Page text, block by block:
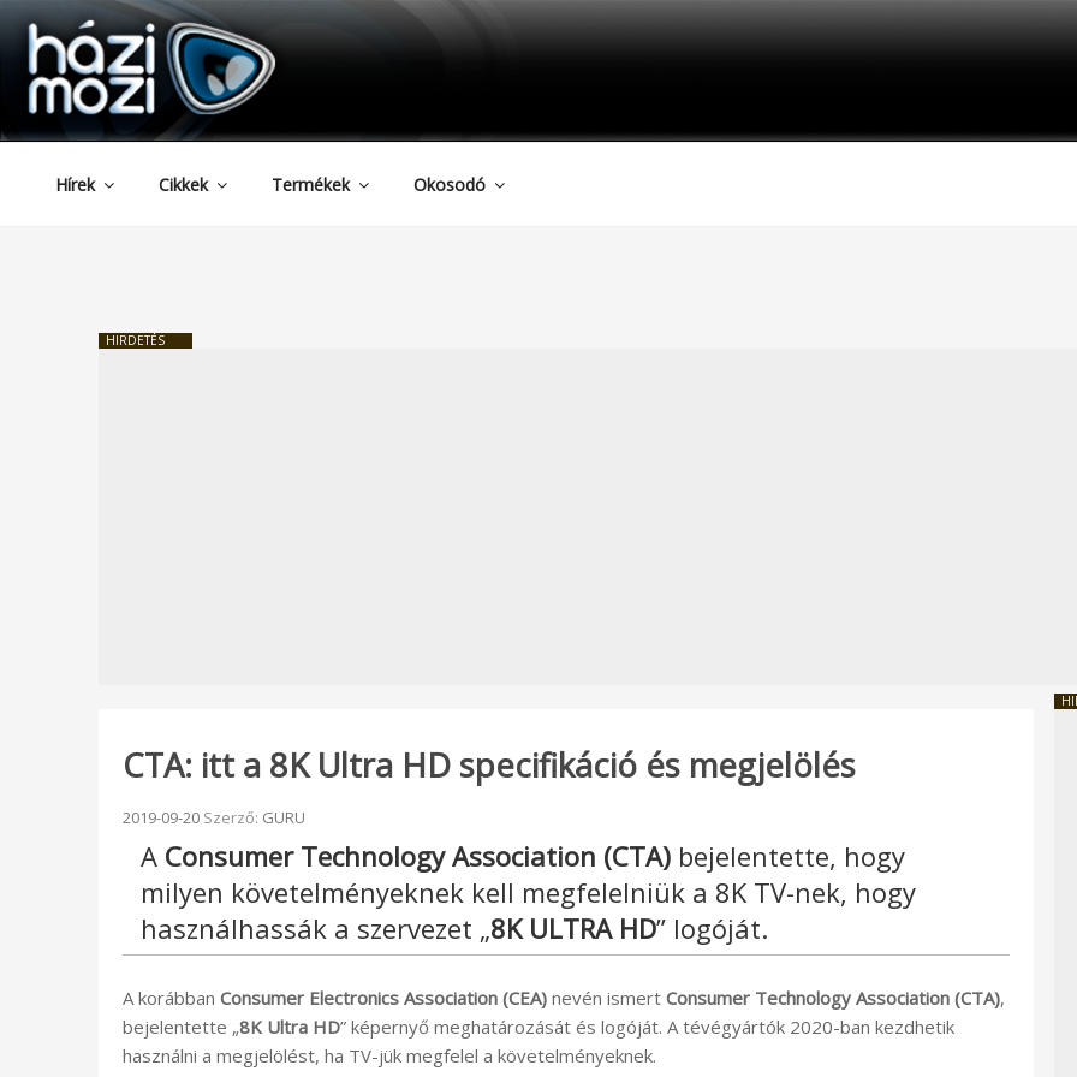
Tartalomhoz
HAZIMOZI
Hírek Cikkek Termékek Okosodó
HIRDETÉS
CTA: itt a 8K Ultra HD specifikáció és megjelölés
Beküldve:
2019-09-20 Szerző: GURU
A Consumer Technology Association (CTA) bejelentette, hogy
milyen követelményeknek kell megfelelniük a 8K TV-nek, hogy
használhassák a szervezet „8K ULTRA HD” logóját.
A korábban Consumer Electronics Association (CEA) nevén ismert Consumer Technology Association (CTA),
bejelentette „8K Ultra HD” képernyő meghatározását és logóját. A tévégyártók 2020-ban kezdhetik
használni a megjelölést, ha TV-jük megfelel a követelményeknek.